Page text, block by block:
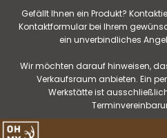
Gefällt Ihnen ein Produkt?
Kontaktformular bei Ihrem
ein unverbindliches
Wir möchten darauf hinweisen,
Verkaufsraum anbieten. Ein
Werkstätte ist